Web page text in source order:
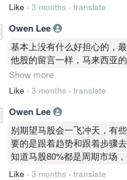
1.65
结论：
? 不是主路径，但一旦破1.85，
关键交易位（直接用）
强弱分界
1.85
短线确认位
上方压力
2.00（核心）
2.10
2.20
下方支撑
Like · 3 months · translate
Owen Lee
基本上没有什么好担心的，
他股的留言一样，马来西亚
非你是信仰持有，基本上马
些耐心等它下来再进（当然要
Show more
Like · 3 months · translate
Owen Lee
别期望马股会一飞冲天，有
要的是跟着趋势和跟着步骤
知道马股80%都是周期市场
Like · 3 months · translate